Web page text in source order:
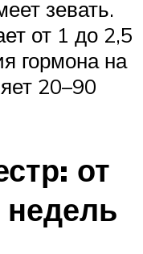
зевать.
от 1 до 2,5
гормона на
20–90
от
недель